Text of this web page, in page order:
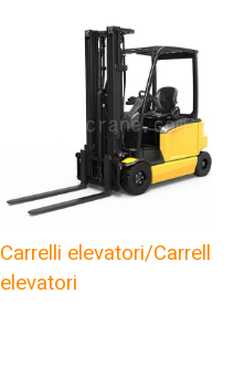
Carrelli elevatori/Carrelli
elevatori